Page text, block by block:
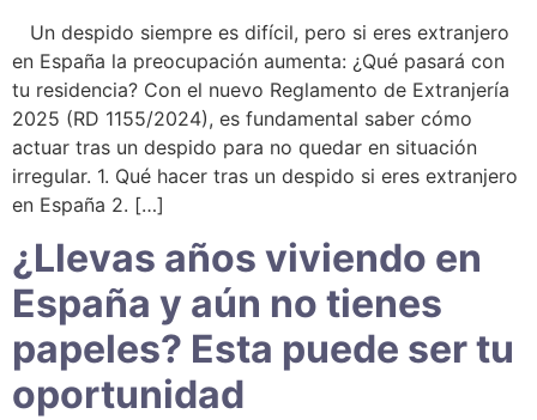
Un despido siempre es difícil, pero si eres extranjero
en España la preocupación aumenta: ¿Qué pasará con
tu residencia? Con el nuevo Reglamento de Extranjería
2025 (RD 1155/2024), es fundamental saber cómo
actuar tras un despido para no quedar en situación
irregular. 1. Qué hacer tras un despido si eres extranjero
en España 2. […]
¿Llevas años viviendo en
España y aún no tienes
papeles? Esta puede ser tu
oportunidad